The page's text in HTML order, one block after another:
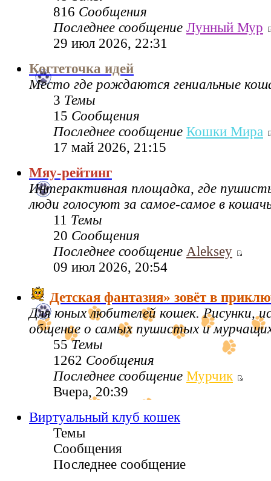
816 Сообщения
Последнее сообщение Лунный Мур
29 июл 2026, 22:31
Когтеточка идей
Место где рождаются гениальные
3 Темы
15 Сообщения
Последнее сообщение Кошки Мира
17 май 2026, 21:15
Мяу-рейтинг
Интерактивная площадка, где
люди голосуют за самое-самое в
11 Темы
20 Сообщения
Последнее сообщение Aleksey
09 июл 2026, 20:54
Детская фантазия» зовёт в
Для юных любителей кошек. Рисунки,
общение о самых пушистых и
55Темы
1262 Сообщения
Последнее сообщение Мурчик
Вчера, 20:39
Виртуальный клуб кошек
Темы
Сообщения
Последнее сообщение